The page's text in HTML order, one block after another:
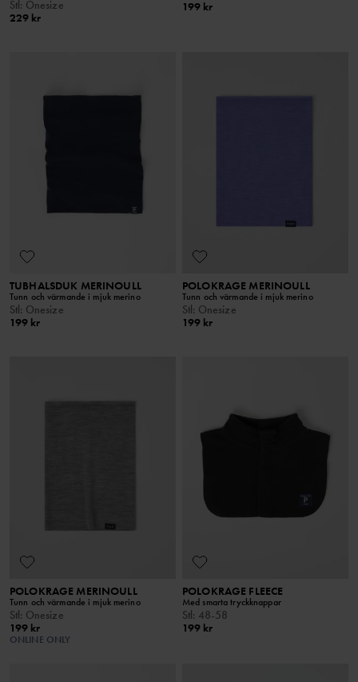
Stl : Onesize
229 kr
199 kr
TUBHALSDUK MERINOULL
Tunn och värmande i mjuk merino
Stl: Onesize
199 kr
POLOKRAGE MERINOULL
Tunn och värmande i mjuk merino
Stl: Onesize
199 kr
POLOKRAGE MERINOULL
Tunn och värmande i mjuk merino
Stl: Onesize
199 kr
ONLINE ONLY
POLOKRAGE FLEECE
Med smarta tryckknappar
Stl: 48-58
199 kr